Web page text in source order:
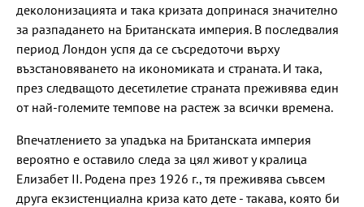
деколонизацията и така кризата допринася значително
за разпадането на Британската империя. В последвалия
период Лондон успя да се съсредоточи върху
възстановяването на икономиката и страната. И така,
през следващото десетилетие страната преживява един
от най-големите темпове на растеж за всички времена.
Впечатлението за упадъка на Британската империя
вероятно е оставило следа за цял живот у кралица
Елизабет II. Родена през 1926 г., тя преживява съвсем
друга екзистенциална криза като дете - такава, която би